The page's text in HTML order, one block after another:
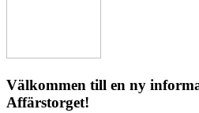
Välkommen till en ny
Affärstorget!